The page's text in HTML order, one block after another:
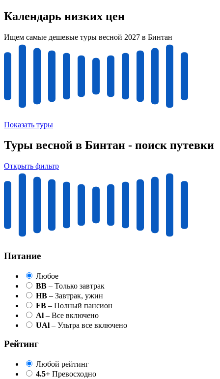
Календарь низких цен
Ищем самые дешевые туры весной 2027 в Бинтан
Показать туры
Туры весной в Бинтан - поиск путевки
Открыть фильтр
Питание
Любое
BB – Только завтрак
HB – Завтрак, ужин
FB – Полный пансион
Al – Все включено
UAl – Ультра все включено
Рейтинг
Любой рейтинг
4.5+ Превосходно